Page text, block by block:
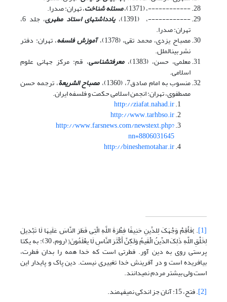
------------، (1371)، مسئله شناخت، تهران: صدرا.
------------، (1391)، یادداشت­های استاد مطهری ، جلد 6،
تهران: صدرا.
مصباح یزدی، محمد تقی، (1378)، آموزش فلسفه، تهران: دفتر
نشر بین­الملل.
معلمی، حسن، (1383)، معرفت­شناسی، قم: مرکز جهانی علوم
اسلامی.
منسوب به امام صادق7، (1360)، مصباح الشریعة، ترجمه حسن
مصطفوی، تهران: انجمن اسلامی حکمت و فلسفه ایران.
http://ziafat.nahad.ir
http://www.tarhbso.ir
http://www.farsnews.com/newstext.php?
nn=8806031645
http://bineshemotahar.ir
[1] . }فَأَقِمْ وَجْهَکَ لِلدِّینِ حَنِیفًا فِطْرَةَ اللَّهِ الَّتِی فَطَرَ النَّاسَ عَلَیهَا لَا تَبْدِیلَ
لِخَلْقِ اللَّهِ ذَلِکَ الدِّینُ الْقَیمُ وَلَکِنَّ أَکْثَرَ النَّاسِ لَا یعْلَمُونَ{ (روم، 30): به یکتا
پرستی روی به دین آور. فطرتی است که خدا همه را بدان فطرت،
بیافریده است و در آفرینش خدا تغییری نیست. دین پاک و پایدار این
است ولی بیشتر مردم نمی­دانند.
[2] . فتح، 15: آنان جز اندکی نمی­فهمند.